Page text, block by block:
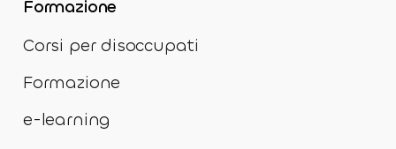
Formazione
Corsi per disoccupati
Formazione
e-learning